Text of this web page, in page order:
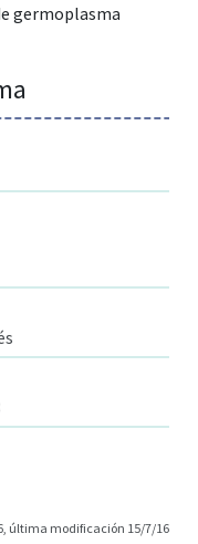
germoplasma
última modificación 15/7/16